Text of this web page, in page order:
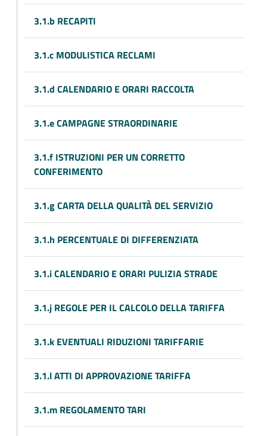
3.1.b RECAPITI
3.1.c MODULISTICA RECLAMI
3.1.d CALENDARIO E ORARI RACCOLTA
3.1.e CAMPAGNE STRAORDINARIE
3.1.f ISTRUZIONI PER UN CORRETTO
CONFERIMENTO
3.1.g CARTA DELLA QUALITÀ DEL SERVIZIO
3.1.h PERCENTUALE DI DIFFERENZIATA
3.1.i CALENDARIO E ORARI PULIZIA STRADE
3.1.j REGOLE PER IL CALCOLO DELLA TARIFFA
3.1.k EVENTUALI RIDUZIONI TARIFFARIE
3.1.l ATTI DI APPROVAZIONE TARIFFA
3.1.m REGOLAMENTO TARI